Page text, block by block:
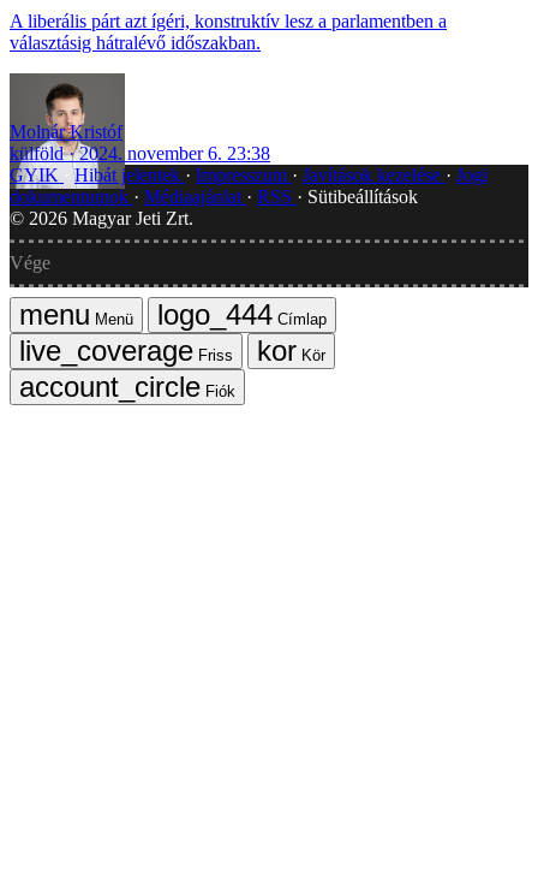
A liberális párt azt ígéri, konstruktív lesz a parlamentben a
választásig hátralévő időszakban.
Molnár Kristóf
külföld
2024. november 6. 23:38
GYIK
Hibát jelentek Impresszum Javítások kezelése
Jogi
dokumentumok
Médiaajánlat RSS
Sütibeállítások
© 2026 Magyar Jeti Zrt.
Vége
Menü
Címlap
Friss
Kör
Fiók